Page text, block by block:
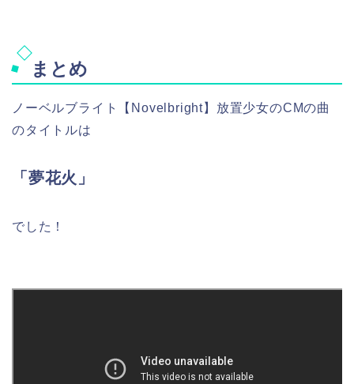
まとめ
ノーベルブライト【Novelbright】放置少女のCMの曲
のタイトルは
「夢花火」
でした！